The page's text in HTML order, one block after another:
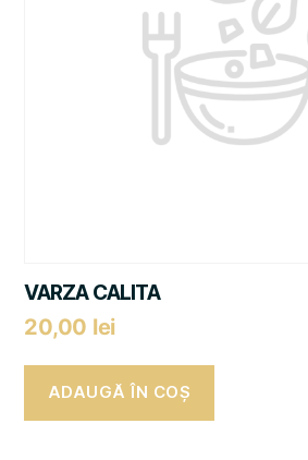
VARZA CALITA
20,00 lei
ADAUGĂ ÎN COȘ